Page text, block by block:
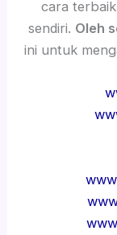
cara
sendiri. Oleh
ini untuk